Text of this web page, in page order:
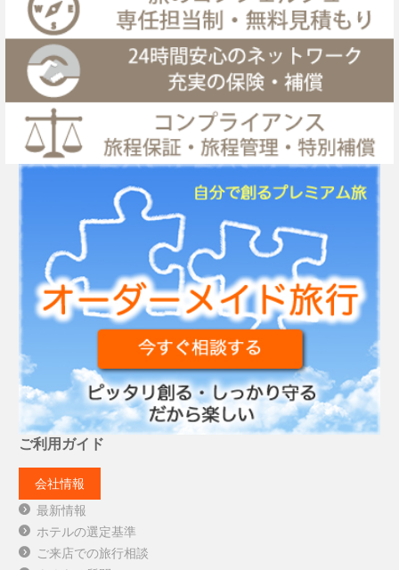
ご利用ガイド
会社情報
最新情報
ホテルの選定基準
ご来店での旅行相談